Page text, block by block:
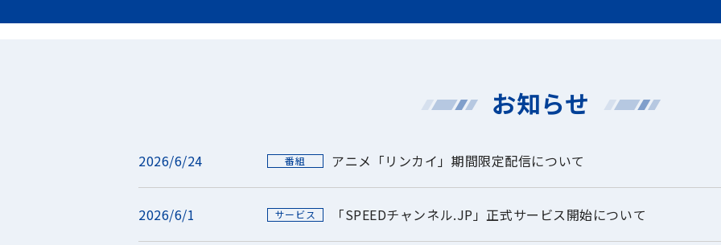
お知らせ
2026/6/24 番組 アニメ「リンカイ」期間限定配信について
2026/6/1 サービス 「SPEEDチャンネル.JP」正式サービス開始について